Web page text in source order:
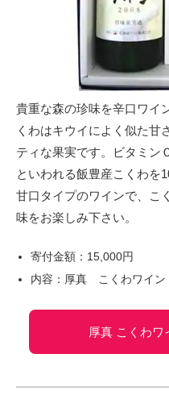
貴重な森の珍味を辛口ワイ
くわはキウイによく似た甘
ティな果実です。ビタミン
といわれる飯豊産こくわを
甘口タイプのワインで、こ
味をお楽しみ下さい。
寄付金額：15,000円
内容：厚真 こくわワイ
厚真 こくわワ